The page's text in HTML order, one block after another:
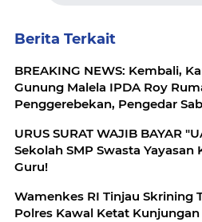
Berita Terkait
BREAKING NEWS: Kembali,
Gunung Malela IPDA Roy
Penggerebekan, Pengedar
URUS SURAT WAJIB BAYAR
Sekolah SMP Swasta
Guru!
Wamenkes RI Tinjau Skrining
Polres Kawal Ketat Kunjungan